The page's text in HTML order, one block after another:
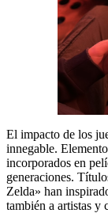
El impacto de los
innegable.
incorporados en
generaciones.
Zelda» han
también a artistas y